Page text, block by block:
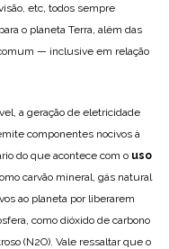
etc, todos sempre
o planeta Terra, além das
— inclusive em relação
a geração de eletricidade
componentes nocivos à
do que acontece com o uso
carvão mineral, gás natural
ao planeta por liberarem
como dióxido de carbono
(N2O). Vale ressaltar que o